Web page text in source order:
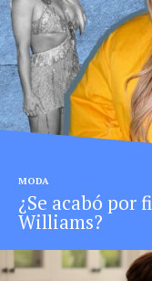
MODA
¿Se acabó por
Williams?